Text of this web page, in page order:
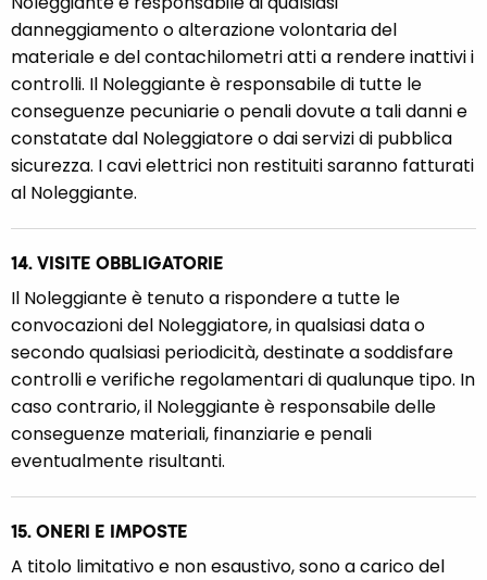
danneggiamento o alterazione volontaria del
materiale e del contachilometri atti a rendere inattivi i
controlli. Il Noleggiante è responsabile di tutte le
conseguenze pecuniarie o penali dovute a tali danni e
constatate dal Noleggiatore o dai servizi di pubblica
sicurezza. I cavi elettrici non restituiti saranno fatturati
al Noleggiante.
14. VISITE OBBLIGATORIE
Il Noleggiante è tenuto a rispondere a tutte le
convocazioni del Noleggiatore, in qualsiasi data o
secondo qualsiasi periodicità, destinate a soddisfare
controlli e verifiche regolamentari di qualunque tipo. In
caso contrario, il Noleggiante è responsabile delle
conseguenze materiali, finanziarie e penali
eventualmente risultanti.
15. ONERI E IMPOSTE
A titolo limitativo e non esaustivo, sono a carico del